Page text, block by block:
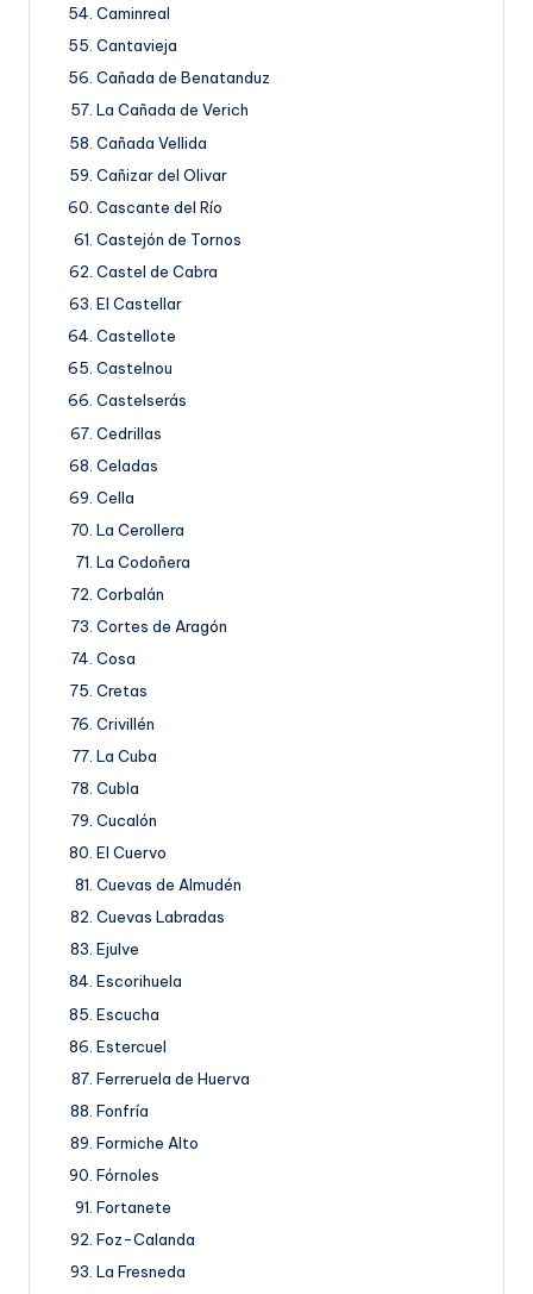
Caminreal
Cantavieja
Cañada de Benatanduz
La Cañada de Verich
Cañada Vellida
Cañizar del Olivar
Cascante del Río
Castejón de Tornos
Castel de Cabra
El Castellar
Castellote
Castelnou
Castelserás
Cedrillas
Celadas
Cella
La Cerollera
La Codoñera
Corbalán
Cortes de Aragón
Cosa
Cretas
Crivillén
La Cuba
Cubla
Cucalón
El Cuervo
Cuevas de Almudén
Cuevas Labradas
Ejulve
Escorihuela
Escucha
Estercuel
Ferreruela de Huerva
Fonfría
Formiche Alto
Fórnoles
Fortanete
Foz-Calanda
La Fresneda